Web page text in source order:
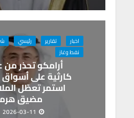
اخبار تقارير رئيسي
نفط وغاز
أرامكو تحذر
كارثية على أسواق
استمر تعطّل
مضيق
2026-03-11